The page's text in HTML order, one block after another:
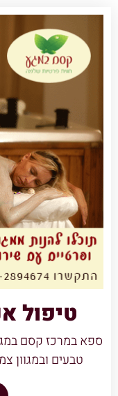
טיפול
ספא במרכז קסם
טבעים ובמגוון